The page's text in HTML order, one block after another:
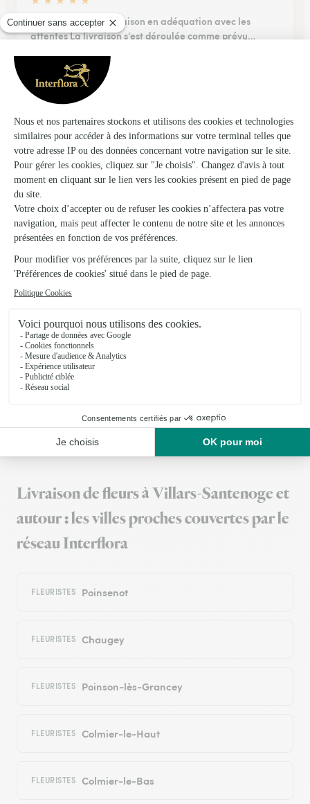
Beau Bouquet et livraison en adéquation avec les
attentes La livraison s’est déroulée comme prévu…
La livraison s’est déroulée comme prévu tant au niveau du
timing qu’au niveau de la qualité du bouquet en ligne avec
l’offre digitale.
22/01/2026
★ ★ ★ ★ ★
Tout bien
Tout bien, seul petit bémol, il n'y avait pas de livraison
possible le dimanche (jour de la fête des mères). A part ça,
nickel !
★ ★ ★ ★
Livraison faite malgré une adresse…
Livraison faite malgré une adresse inexacte : le livreur a
téléphoné au destinataire. Très joli bouquet
11/03/2026
Trustpilot Échantillon d'avis clients fourni via Trustpilot.
les avis de la marque Interflora sur Trustpilot
Livraison de fleurs à Villars-Santenoge et
autour : les villes proches couvertes par le
réseau Interflora
FLEURISTES Poinsenot
FLEURISTES Chaugey
FLEURISTES Poinson-lès-Grancey
FLEURISTES Colmier-le-Haut
FLEURISTES Colmier-le-Bas